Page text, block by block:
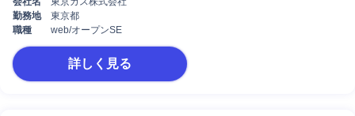
勤務地
東京都
職種
web/オープンSE
詳しく見る